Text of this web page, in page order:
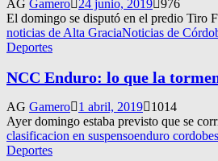
AG Gamero 24 junio, 2019 976
El domingo se disputó en el predio Tiro
noticias de Alta GraciaNoticias de
Deportes
NCC Enduro: lo que la
AG Gamero 1 abril, 2019
1014
Ayer domingo estaba previsto que se
clasificacion en suspensoenduro cordobes
Deportes